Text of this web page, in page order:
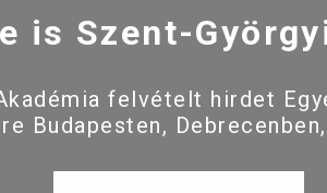
is Szent-
felvételt hirdet
Budapesten,